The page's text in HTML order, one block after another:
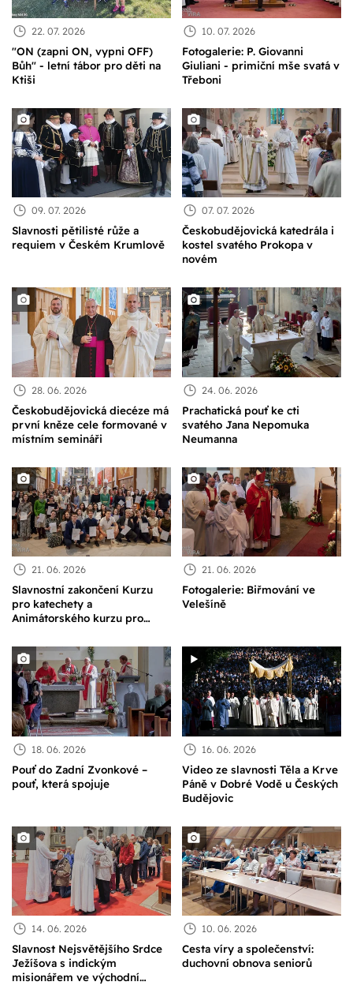
22. 07. 2026
"ON (zapni ON, vypni OFF)
Bůh" - letní tábor pro děti na
Ktiši
10. 07. 2026
Fotogalerie: P. Giovanni
Giuliani - primiční mše svatá v
Třeboni
09. 07. 2026
Slavnosti pětilisté růže a
requiem v Českém Krumlově
07. 07. 2026
Českobudějovická katedrála i
kostel svatého Prokopa v
novém
28. 06. 2026
Českobudějovická diecéze má
první kněze cele formované v
místním semináři
24. 06. 2026
Prachatická pouť ke cti
svatého Jana Nepomuka
Neumanna
21. 06. 2026
Slavnostní zakončení Kurzu
pro katechety a
Animátorského kurzu pro
katedrále
21. 06. 2026
Fotogalerie: Biřmování ve
Velešíně
18. 06. 2026
Pouť do Zadní Zvonkové –
pouť, která spojuje
16. 06. 2026
Video ze slavnosti Těla a Krve
Páně v Dobré Vodě u Českých
Budějovic
14. 06. 2026
Slavnost Nejsvětějšího Srdce
Ježíšova s indickým
misionářem ve východní
10. 06. 2026
Cesta víry a společenství:
duchovní obnova seniorů